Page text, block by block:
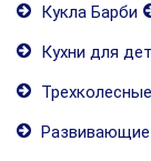
Кукла Барби
Кухни для
Развивающие